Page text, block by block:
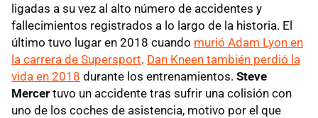
ligadas a su vez al alto número de accidentes y
fallecimientos registrados a lo largo de la historia. El
último tuvo lugar en 2018 cuando murió Adam Lyon en
la carrera de Supersport. Dan Kneen también perdió la
vida en 2018 durante los entrenamientos. Steve
Mercer tuvo un accidente tras sufrir una colisión con
uno de los coches de asistencia, motivo por el que